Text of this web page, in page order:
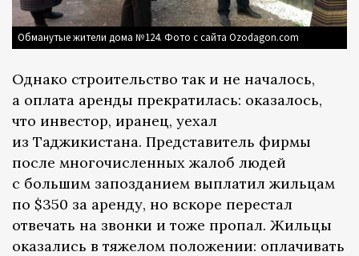
Обманутые жители дома №124. Фото с сайта Ozodagon.com
Однако строительство так и не началось,
а оплата аренды прекратилась: оказалось,
что инвестор, иранец, уехал
из Таджикистана. Представитель фирмы
после многочисленных жалоб людей
с большим запозданием выплатил жильцам
по $350 за аренду, но вскоре перестал
отвечать на звонки и тоже пропал. Жильцы
оказались в тяжелом положении: оплачивать